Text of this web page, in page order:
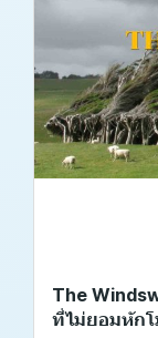
The
ที่ไม่ยอมหัก